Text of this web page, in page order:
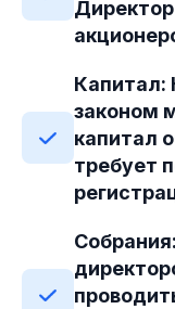
Капитал:
законом
капитал
требует